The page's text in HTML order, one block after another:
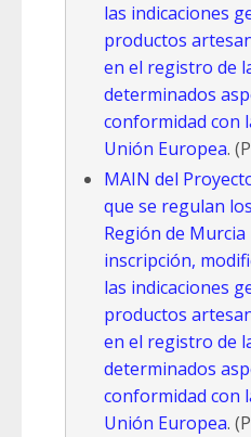
las indicaciones
productos
en el registro de
determinados
conformidad con
Unión Europea.
MAIN del
que se regulan
Región de
inscripción,
las indicaciones
productos
en el registro de
determinados
conformidad con
Unión Europea.